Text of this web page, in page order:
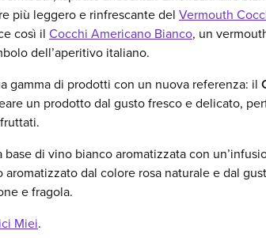
più leggero e rinfrescante del Vermouth
così il Cocchi Americano Bianco, un
dell’aperitivo italiano.
gamma di prodotti con un nuova referenza: il
un prodotto dal gusto fresco e delicato,
di vino bianco aromatizzata con
dal colore rosa naturale e dal
e fragola.
Miei.